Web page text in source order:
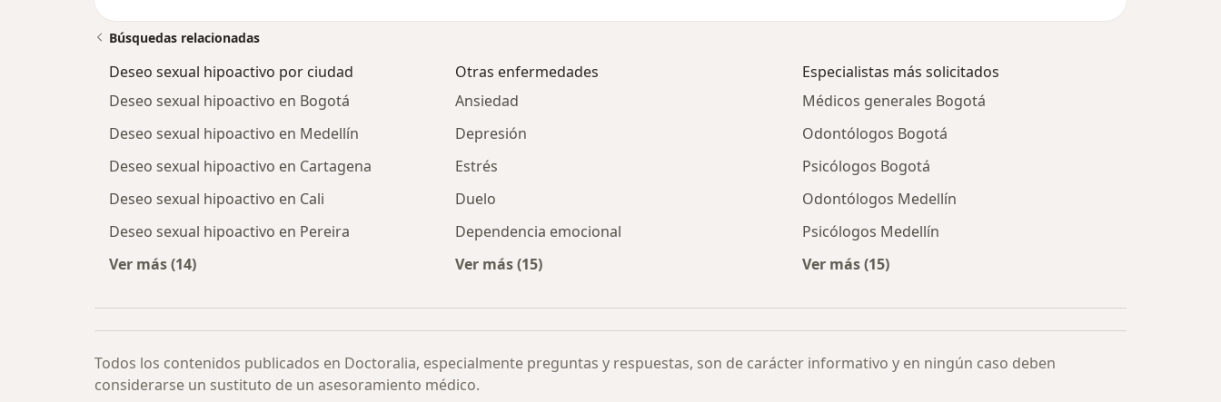
Búsquedas relacionadas
Deseo sexual hipoactivo por ciudad
Deseo sexual hipoactivo en Bogotá
Deseo sexual hipoactivo en Medellín
Deseo sexual hipoactivo en Cartagena
Deseo sexual hipoactivo en Cali
Deseo sexual hipoactivo en Pereira
Ver más (14)
Otras enfermedades
Ansiedad
Depresión
Estrés
Duelo
Dependencia emocional
Ver más (15)
Especialistas más solicitados
Médicos generales Bogotá
Odontólogos Bogotá
Psicólogos Bogotá
Odontólogos Medellín
Psicólogos Medellín
Ver más (15)
Todos los contenidos publicados en Doctoralia, especialmente preguntas y respuestas, son de carácter informativo y en ningún caso deben
considerarse un sustituto de un asesoramiento médico.